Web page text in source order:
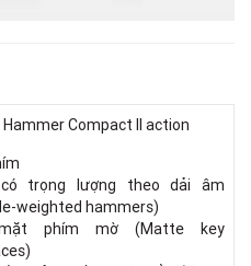
Compact II action
trọng lượng theo dải âm
weighted hammers)
phím mờ (Matte key